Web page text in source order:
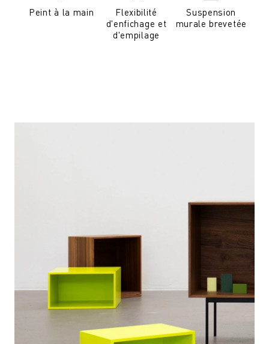
Peint à la main
Flexibilité
d'enfichage et
d'empilage
Suspension
murale brevetée